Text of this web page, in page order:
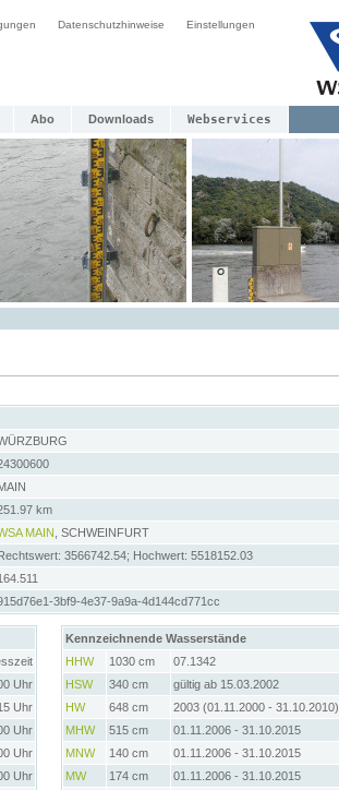
Datenschutzhinweise Einstellungen
Abo Downloads Webservices
km
MAIN , SCHWEINFURT
3566742.54; Hochwert: 5518152.03
3bf9-4e37-9a9a-4d144cd771cc
Uhr
Uhr
Uhr
Uhr
Uhr
Kennzeichnende Wasserstände
HHW
1030 cm
07.1342
HSW
340 cm
gültig ab 15.03.2002
HW
648 cm
2003 (01.11.2000 - 31.10.2010)
MHW
515 cm
01.11.2006 - 31.10.2015
MNW
140 cm
01.11.2006 - 31.10.2015
MW
174 cm
01.11.2006 - 31.10.2015